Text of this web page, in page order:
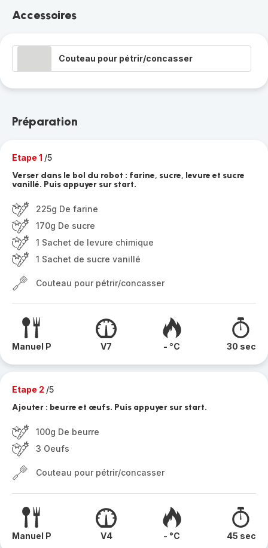
Accessoires
Couteau pour pétrir/concasser
Préparation
Etape 1 /5
Verser dans le bol du robot : farine, sucre, levure et sucre
vanillé. Puis appuyer sur start.
225g De farine
170g De sucre
1 Sachet de levure chimique
1 Sachet de sucre vanillé
Couteau pour pétrir/concasser
Manuel P V7 - °C 30 sec
Etape 2 /5
Ajouter : beurre et œufs. Puis appuyer sur start.
100g De beurre
3 Oeufs
Couteau pour pétrir/concasser
Manuel P V4 - °C 45 sec